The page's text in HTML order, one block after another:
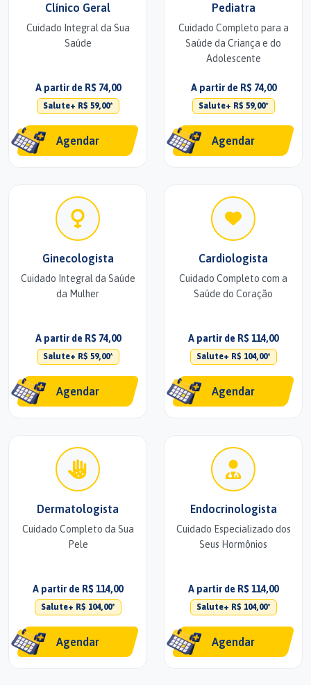
Clínico Geral
Cuidado Integral da Sua
Saúde
A partir de R$ 74,00
Salute+ R$ 59,00*
Agendar
Pediatra
Cuidado Completo para a
Saúde da Criança e do
Adolescente
A partir de R$ 74,00
Salute+ R$ 59,00*
Agendar
Ginecologista
Cuidado Integral da Saúde
da Mulher
A partir de R$ 74,00
Salute+ R$ 59,00*
Agendar
Cardiologista
Cuidado Completo com a
Saúde do Coração
A partir de R$ 114,00
Salute+ R$ 104,00*
Agendar
Dermatologista
Cuidado Completo da Sua
Pele
A partir de R$ 114,00
Salute+ R$ 104,00*
Agendar
Endocrinologista
Cuidado Especializado dos
Seus Hormônios
A partir de R$ 114,00
Salute+ R$ 104,00*
Agendar